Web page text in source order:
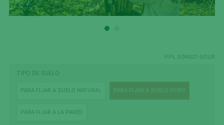
PPL.SON021-SDUR
TIPO DE SUELO
PARA FIJAR A SUELO NATURAL PARA FIJAR A SUELO DURO
PARA FIJAR A LA PARED